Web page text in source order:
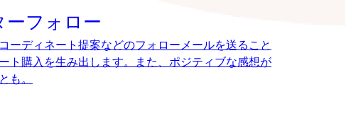
フォロー
ーディネート提案などのフォローメールを送ること
ト購入を生み出します。また、ポジティブな感想が
も。